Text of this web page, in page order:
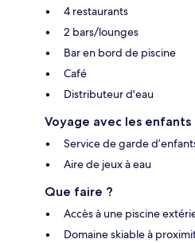
4 restaurants
2 bars/lounges
Bar en bord de piscine
Café
Distributeur d'eau
Voyage avec les enfants
Service de garde
Aire de jeux à eau
Que faire ?
Accès à une piscine
Domaine skiable à